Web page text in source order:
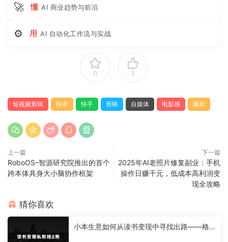
🚀 懂 AI 商业趋势与前沿
⚙ 用 AI 自动化工作流与实战
0 1
短视频剪辑 抖音 快手 剪映 自媒体 电影感 爆款
上一篇
RoboOS–智源研究院推出的首个
跨本体具身大小脑协作框架
下一篇
2025年AI老照片修复副业：手机
操作日赚千元，低成本高利润变
现全攻略
猜你喜欢
小本生意如何从读书变现中寻找出路——格